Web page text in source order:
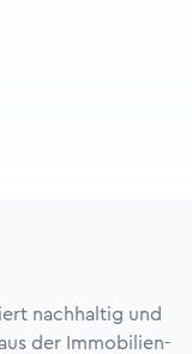
nachhaltig und
der Immobilien-